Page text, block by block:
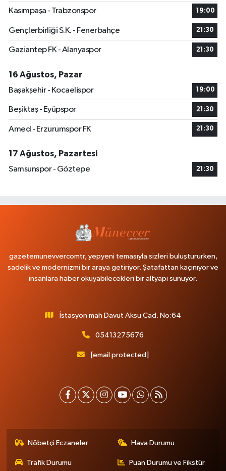
Kasımpaşa - Trabzonspor 19:00
Gençlerbirliği S.K. - Fenerbahçe 21:30
Gaziantep FK - Alanyaspor 21:30
16 Ağustos, Pazar
Başakşehir - Kocaelispor
19:00
Beşiktaş - Eyüpspor 21:30
Amed - Erzurumspor FK 21:30
17 Ağustos, Pazartesi
Samsunspor - Göztepe
21:30
gazetemunevvercomtr, yepyeni temasıyla sizleri buluştururken,
sadelik ve modernizmi bir araya getiriyor. Şatafattan kaçınıyor ve
insanlara haber okuyabilecekleri bir altyapı sunuyor.
İstasyon mah Davut Aksu Cad. No:64
05413275676
[email protected]
Nöbetçi Eczaneler Hava Durumu
Trafik Durumu Puan Durumu ve Fikstür